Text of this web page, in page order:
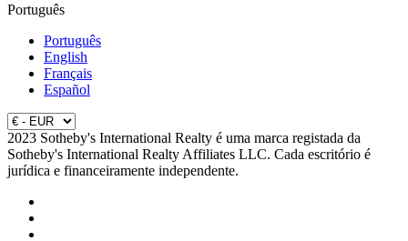
Português
Português
English
Français
Español
2023 Sotheby's International Realty é uma marca registada da
Sotheby's International Realty Affiliates LLC. Cada escritório é
jurídica e financeiramente independente.